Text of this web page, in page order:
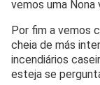
vemos uma Nona
Por fim a vemos
cheia de más
incendiários
esteja se